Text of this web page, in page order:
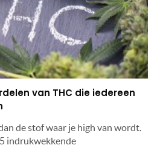
van THC die iedereen
de stof waar je high van wordt.
indrukwekkende